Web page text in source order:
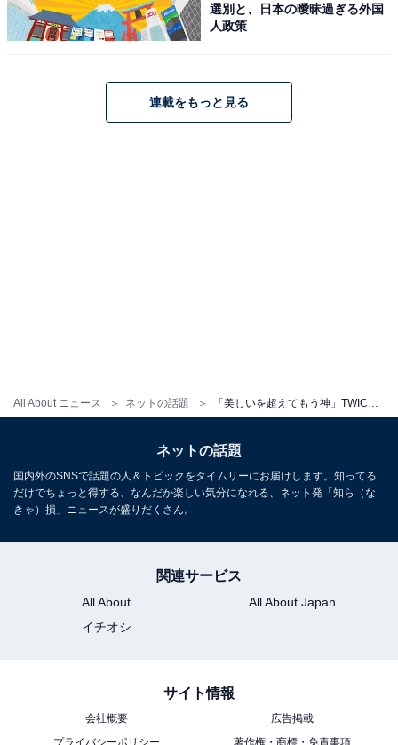
All About ニュース ネットの話題 「美しいを超えてもう神」TWICE・ミナ、チューブトップ姿で美腹筋を披露！ 「みーたんの腹筋かっけ〜」
選別と、日本の曖昧過ぎる外国
人政策
連載をもっと見る
ネットの話題
国内外のSNSで話題の人＆トピックをタイムリーにお届けします。知ってる
だけでちょっと得する、なんだか楽しい気分になれる、ネット発「知ら（な
きゃ）損」ニュースが盛りだくさん。
関連サービス
All About
All About Japan
イチオシ
サイト情報
会社概要
広告掲載
プライバシーポリシー
著作権・商標・免責事項